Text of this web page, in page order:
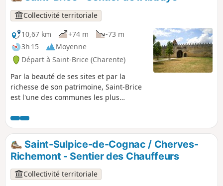
Collectivité territoriale
10,67 km
+74 m
-73 m
3h 15
Moyenne
Départ à Saint-Brice (Charente)
Par la beauté de ses sites et par la
richesse de son patrimoine, Saint-Brice
est l'une des communes les plus
que lui procurent les vallées de la
Charente et de la Soloire, l'homme a
depuis longtemps élevé des édifices
symboliques : dolmens, églises,
abbayes, châteaux et logis, toutes ces
constructions étant d'une facture
particulièrement soignée.
Saint-Sulpice-de-Cognac / Cherves-
Richemont - Sentier des Chauffeurs
Collectivité territoriale